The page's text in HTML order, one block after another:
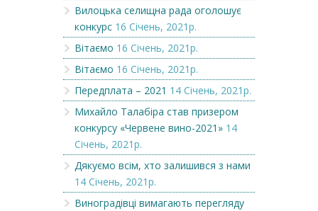
Вилоцька селищна рада оголошує
конкурс 16 Січень, 2021р.
Вітаємо 16 Січень, 2021р.
Вітаємо 16 Січень, 2021р.
Передплата – 2021 14 Січень, 2021р.
Михайло Талабіра став призером
конкурсу «Червене вино-2021» 14
Січень, 2021р.
Дякуємо всім, хто залишився з нами
14 Січень, 2021р.
Виноградівці вимагають перегляду